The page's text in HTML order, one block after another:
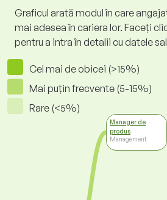
Graficul arată modul în care
mai adesea în cariera lor. Faceți
pentru a intra în detalii cu datele
Cel mai de obicei (>15%)
Mai puțin frecvente (5-15%)
Rare (<5%)
Manager de
produs
Management